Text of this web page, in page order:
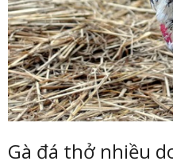
Gà đá thở nhiều